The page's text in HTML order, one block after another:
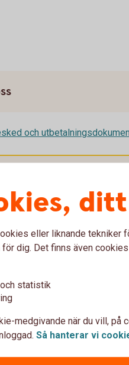
och
för Funktioner, prestanda
eller liknande tekniker
dig. Det finns även
statistik
medgivande när du vill, på
Så hanterar vi